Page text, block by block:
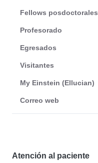
Fellows posdoctorales
Profesorado
Egresados
Visitantes
My Einstein (Ellucian)
Correo web
Atención al paciente